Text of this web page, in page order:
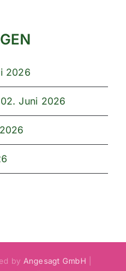
2026
Juni 2026
by Angesagt GmbH